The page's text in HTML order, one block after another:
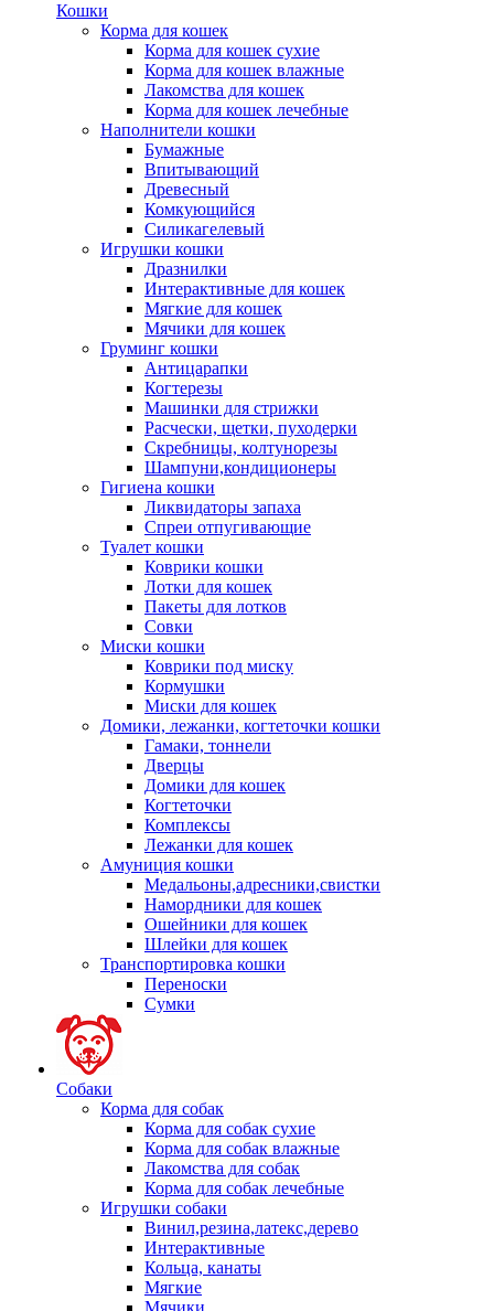
Кошки
Корма для кошек
Корма для кошек сухие
Корма для кошек влажные
Лакомства для кошек
Корма для кошек лечебные
Наполнители кошки
Бумажные
Впитывающий
Древесный
Комкующийся
Силикагелевый
Игрушки кошки
Дразнилки
Интерактивные для кошек
Мягкие для кошек
Мячики для кошек
Груминг кошки
Антицарапки
Когтерезы
Машинки для стрижки
Расчески, щетки, пуходерки
Скребницы, колтунорезы
Шампуни,кондиционеры
Гигиена кошки
Ликвидаторы запаха
Спреи отпугивающие
Туалет кошки
Коврики кошки
Лотки для кошек
Пакеты для лотков
Совки
Миски кошки
Коврики под миску
Кормушки
Миски для кошек
Домики, лежанки, когтеточки кошки
Гамаки, тоннели
Дверцы
Домики для кошек
Когтеточки
Комплексы
Лежанки для кошек
Амуниция кошки
Медальоны,адресники,свистки
Намордники для кошек
Ошейники для кошек
Шлейки для кошек
Транспортировка кошки
Переноски
Сумки
Собаки
Корма для собак
Корма для собак сухие
Корма для собак влажные
Лакомства для собак
Корма для собак лечебные
Игрушки собаки
Винил,резина,латекс,дерево
Интерактивные
Кольца, канаты
Мягкие
Мячики